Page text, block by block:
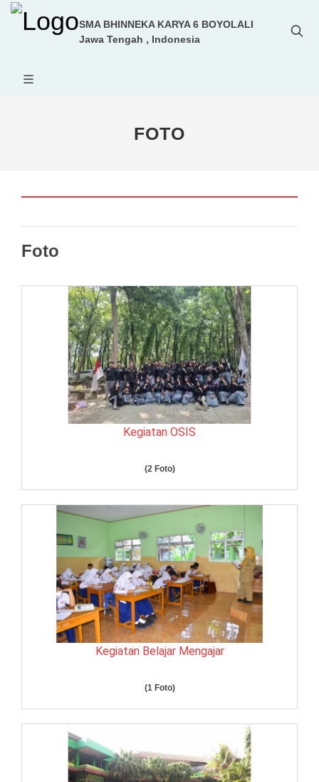
SMA BHINNEKA KARYA 6 BOYOLALI
Jawa Tengah , Indonesia
FOTO
Foto
Kegiatan OSIS
(2 Foto)
Kegiatan Belajar Mengajar
(1 Foto)